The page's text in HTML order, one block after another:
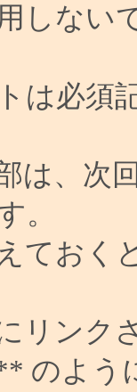
しない
は必須
は、次
。
ておく
リンク
のよう